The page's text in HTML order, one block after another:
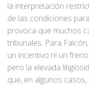
la interpretación
de las condiciones
provoca que muchos
tribunales. Para
un incentivo ni un
pero la elevada
que, en algunos